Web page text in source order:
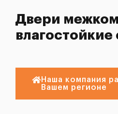
Двери
Наша компания
Вашем регионе